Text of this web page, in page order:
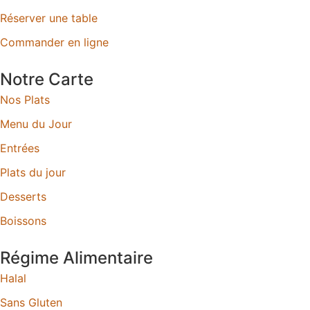
Réserver une table
Commander en ligne
Notre Carte
Nos Plats
Menu du Jour
Entrées
Plats du jour
Desserts
Boissons
Régime Alimentaire
Halal
Sans Gluten